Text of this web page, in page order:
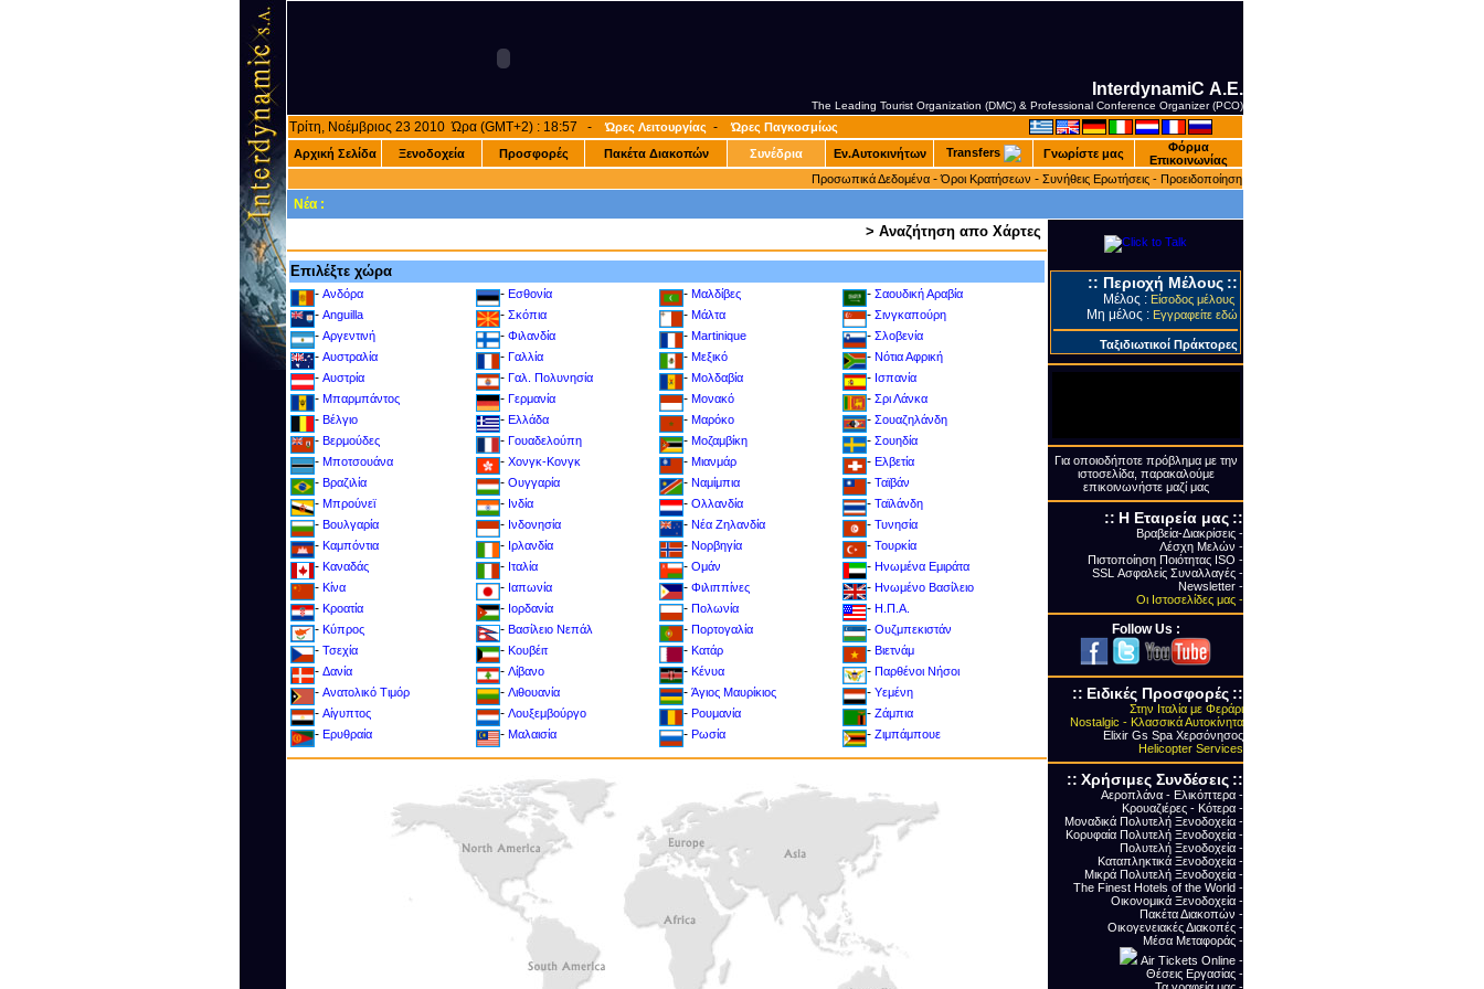
InterdynamiC Α.Ε.
The Leading Tourist Organization (DMC) & Professional Conference Organizer (PCO)
Τρίτη, Νοέμβριος 23 2010 Ώρα (GMT+2) : 18:57 -Ώρες Λειτουργίας -Ώρες Παγκοσμίως
Αρχική Σελίδα
Ξενοδοχεία Προσφορές Πακέτα Διακοπών Συνέδρια Εν.Αυτοκινήτων Transfers Γνωρίστε μας
Φόρμα
Επικοινωνίας
Προσωπικά Δεδομένα -Όροι Κρατήσεων - Συνήθεις Ερωτήσεις - Προειδοποίηση
Νέα :
> Αναζήτηση απο Χάρτες
Επιλέξτε χώρα
- Ανδόρα
- Anguilla
- Αργεντινή
- Αυστραλία
- Αυστρία
- Μπαρμπάντος
- Βέλγιο
- Βερμούδες
- Μποτσουάνα
- Βραζιλία
- Μπρούνεϊ
- Βουλγαρία
- Καμπόντια
- Καναδάς
- Κίνα
- Κροατία
- Kύπρος
- Τσεχία
- Δανία
- Ανατολικό Τιμόρ
- Αίγυπτος
- Ερυθραία
- Εσθονία
- Σκόπια
- Φιλανδία
- Γαλλία
- Γαλ. Πολυνησία
- Γερμανία
- Ελλάδα
- Γουαδελούπη
- Χονγκ-Κονγκ
- Ουγγαρία
- Ινδία
- Ινδονησία
- Ιρλανδία
- Ιταλία
- Ιαπωνία
- Ιορδανία
- Βασίλειο Νεπάλ
- Κουβέιτ
- Λίβανο
- Λιθουανία
- Λουξεμβούργο
- Μαλαισία
- Μαλδίβες
- Μάλτα
- Martinique
- Μεξικό
- Μολδαβία
- Μονακό
- Μαρόκο
- Μοζαμβίκη
- Μιανμάρ
- Ναμίμπια
- Ολλανδία
- Νέα Ζηλανδία
- Νορβηγία
- Ομάν
- Φιλιππίνες
- Πολωνία
- Πορτογαλία
- Κατάρ
- Κένυα
- Άγιος Μαυρίκιος
- Ρουμανία
- Ρωσία
- Σαουδική Αραβία
- Σινγκαπούρη
- Σλοβενία
- Νότια Αφρική
- Ισπανία
- Σρι Λάνκα
- Σουαζηλάνδη
- Σουηδία
- Ελβετία
- Ταϊβάν
- Ταϊλάνδη
- Τυνησία
- Toυρκία
- Ηνωμένα Εμιράτα
- Ηνωμένο Βασίλειο
- Η.Π.Α.
- Ουζμπεκιστάν
- Βιετνάμ
- Παρθένοι Νήσοι
- Υεμένη
- Ζάμπια
- Ζιμπάμπουε
:: Περιοχή Μέλους ::
Μέλος : Είσοδος μέλους
Μη μέλος : Εγγραφείτε εδώ
Ταξιδιωτικοί Πράκτορες
Για οποιοδήποτε πρόβλημα με την
ιστοσελίδα, παρακαλούμε
επικοινωνήστε μαζί μας
:: Η Εταιρεία μας ::
Βραβεία-Διακρίσεις -
Λέσχη Μελών -
Πιστοποίηση Ποιότητας ΙSO -
SSL Ασφαλείς Συναλλαγές -
Newsletter -
Οι Ιστοσελίδες μας -
Follow Us :
:: Ειδικές Προσφορές ::
Στην Ιταλία με Φεράρι
Nostalgic - Κλασσικά Αυτοκίνητα
Elixir Gs Spa Χερσόνησος
Helicopter Services
:: Xρήσιμες Συνδέσεις ::
Αεροπλάνα - Ελικόπτερα -
Κρουαζιέρες - Κότερα -
Μοναδικά Πολυτελή Ξενοδοχεία -
Κορυφαία Πολυτελή Ξενοδοχεία -
Πολυτελή Ξενοδοχεία -
Καταπληκτικά Ξενοδοχεία -
Μικρά Πολυτελή Ξενοδοχεία -
The Finest Hotels of the World -
Οικονομικά Ξενοδοχεία -
Πακέτα Διακοπών -
Οικογενειακές Διακοπές -
Μέσα Μεταφοράς -
Air Tickets Online -
Θέσεις Εργασίας -